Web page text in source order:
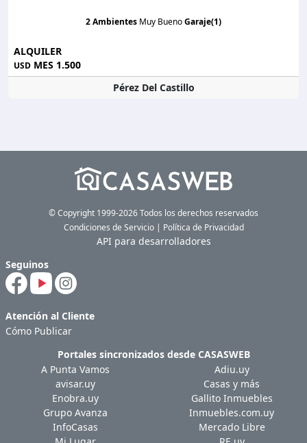
2 Ambientes Muy BuenoGaraje(1)
ALQUILER
USD MES 1.500
Pérez Del Castillo
Seguinos
Atención al Cliente
Cómo Publicar
© Copyright 1999-2026 Todos los derechos reservados
Condiciones de Servicio| Política de Privacidad
API para desarrolladores
Portales sincronizados desde CASASWEB
A Punta Vamos
Adiu.uy
avisar.uy
Casas y más
Enobra.uy
Gallito Inmuebles
Grupo Avanza
Inmuebles.com.uy
InfoCasas
Mercado Libre